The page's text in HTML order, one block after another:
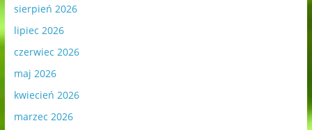
sierpień 2026
lipiec 2026
czerwiec 2026
maj 2026
kwiecień 2026
marzec 2026